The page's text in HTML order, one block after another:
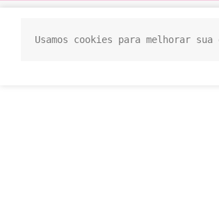
Usamos cookies para melhorar